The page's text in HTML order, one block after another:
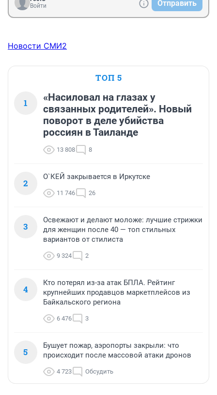
Войти
Отправить
Новости СМИ2
ТОП 5
1
«Насиловал на глазах у
связанных родителей». Новый
поворот в деле убийства
россиян в Таиланде
13 808 8
2
О`КЕЙ закрывается в Иркутске
11 746 26
3
Освежают и делают моложе: лучшие стрижки
для женщин после 40 — топ стильных
вариантов от стилиста
9 324 2
4
Кто потерял из-за атак БПЛА. Рейтинг
крупнейших продавцов маркетплейсов из
Байкальского региона
6 476 3
5
Бушует пожар, аэропорты закрыли: что
происходит после массовой атаки дронов
4 723 Обсудить